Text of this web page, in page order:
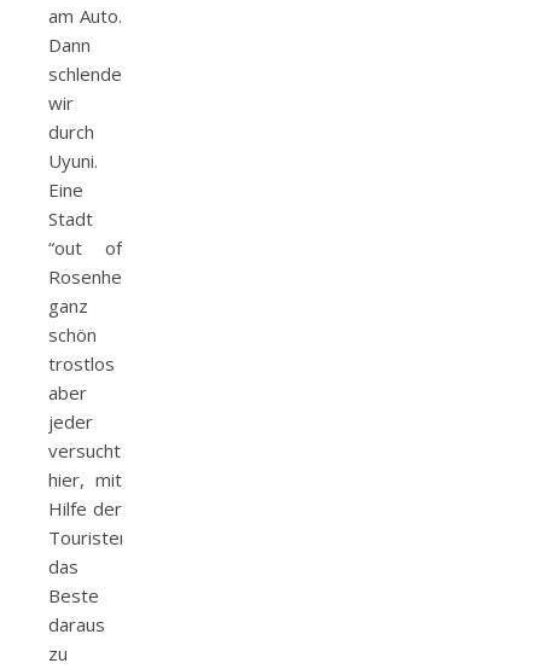
am Auto.
Dann
schlendern
wir
durch
Uyuni.
Eine
Stadt
“out of
Rosenheim“-
ganz
schön
trostlos
aber
jeder
versucht
hier, mit
Hilfe der
Touristen
das
Beste
daraus
zu